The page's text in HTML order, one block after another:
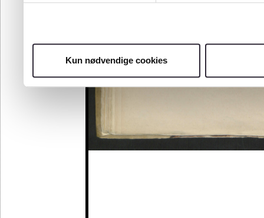
Kun nødvendige cookies